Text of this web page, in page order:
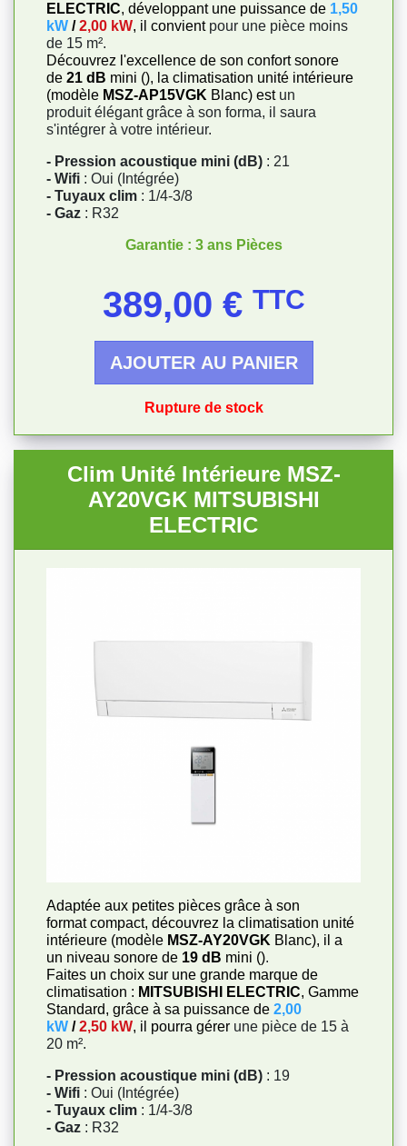
ELECTRIC, développant une puissance de 1,50
kW /2,00 kW, il convientpour une pièce moins
de 15 m².
Découvrez l'excellence de son confort sonore
de 21 dB mini (), la climatisation unité intérieure
(modèle MSZ-AP15VGK Blanc) est un
produit élégant grâce à son forma, il saura
s'intégrer à votre intérieur.
- Pression acoustique mini (dB) : 21
- Wifi : Oui (Intégrée)
- Tuyaux clim : 1/4-3/8
- Gaz : R32
Garantie : 3 ans Pièces
389,00 € TTC
AJOUTER AU PANIER
Rupture de stock
Clim Unité Intérieure MSZ-
AY20VGK MITSUBISHI
ELECTRIC
Adaptée aux petites pièces grâce à son
format compact, découvrez la climatisation unité
intérieure (modèle MSZ-AY20VGK Blanc), il a
un niveau sonore de 19 dB mini ().
Faites un choix sur une grande marque de
climatisation : MITSUBISHI ELECTRIC, Gamme
Standard, grâce à sa puissance de 2,00
kW /2,50 kW, il pourra gérer une pièce de 15 à
20 m².
- Pression acoustique mini (dB) : 19
- Wifi : Oui (Intégrée)
- Tuyaux clim : 1/4-3/8
- Gaz : R32